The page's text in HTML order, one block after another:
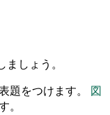
しょう。
題をつけます。 図